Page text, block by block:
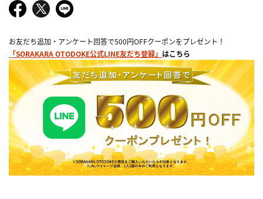
お友だち追加・アンケート回答で500円OFFクーポンをプレゼント！
「SORAKARA OTODOKE公式LINE友だち登録」 はこちら